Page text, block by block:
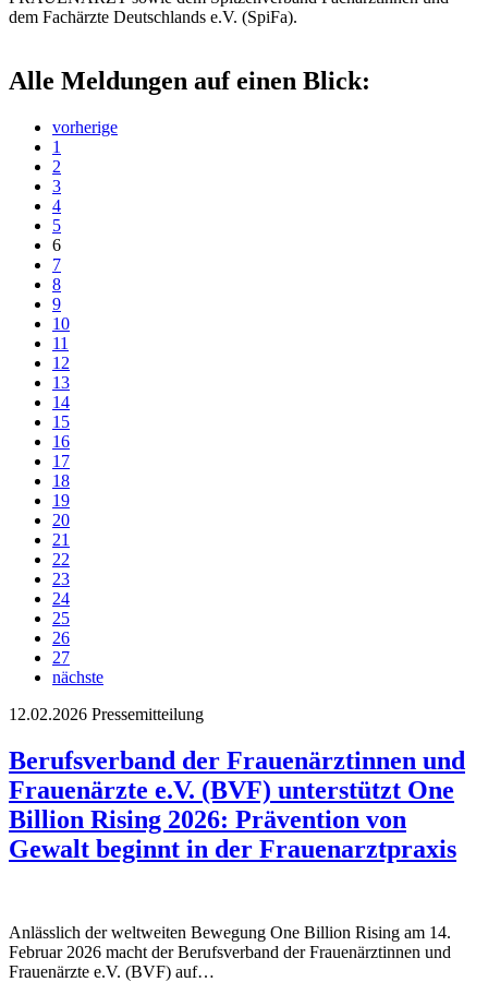
dem Fachärzte Deutschlands e.V. (SpiFa).
Alle Meldungen auf einen Blick:
vorherige
1
2
3
4
5
6
7
8
9
10
11
12
13
14
15
16
17
18
19
20
21
22
23
24
25
26
27
nächste
12.02.2026 Pressemitteilung
Berufsverband der Frauenärztinnen und
Frauenärzte e.V. (BVF) unterstützt One
Billion Rising 2026: Prävention von
Gewalt beginnt in der Frauenarztpraxis
Anlässlich der weltweiten Bewegung One Billion Rising am 14.
Februar 2026 macht der Berufsverband der Frauenärztinnen und
Frauenärzte e.V. (BVF) auf…